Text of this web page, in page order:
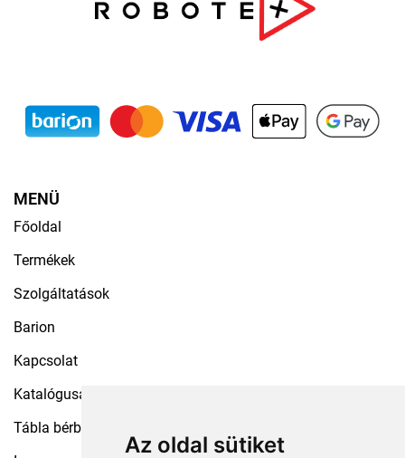
Az oldal sütiket
MENÜ
Főoldal
Termékek
Szolgáltatások
Barion
Kapcsolat
Katalógusaink
Tábla bérbeadás